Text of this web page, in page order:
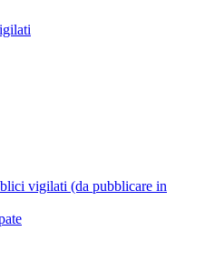
vigilati (da pubblicare in